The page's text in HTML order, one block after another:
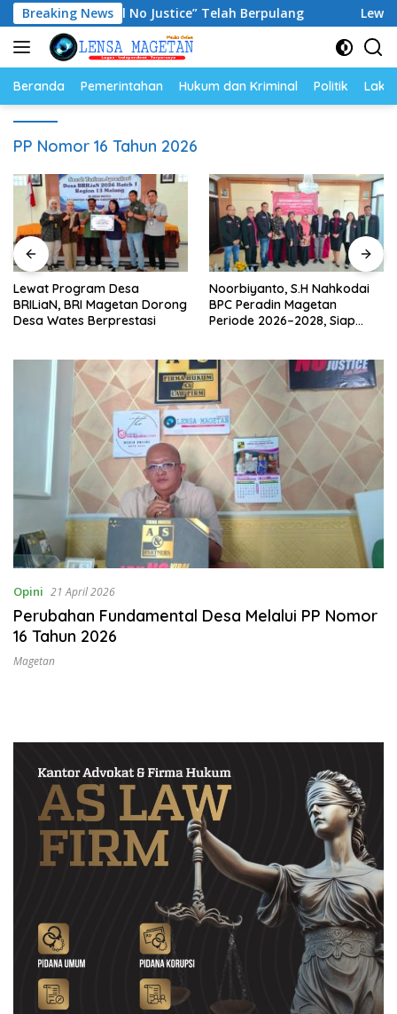
Langsung
ke
konten
Breaking News
“No Viral No Justice” Telah Berpulang Lewat
Beranda Pemerintahan Hukum dan Kriminal Politik
PP Nomor 16 Tahun 2026
Lewat Program Desa
BRILiaN, BRI Magetan Dorong
Desa Wates Berprestasi
Noorbiyanto, S.H Nahkodai
BPC Peradin Magetan
Periode 2026–2028, Siap
Opini 21 April 2026
Perubahan Fundamental Desa Melalui PP Nomor
16 Tahun 2026
Magetan